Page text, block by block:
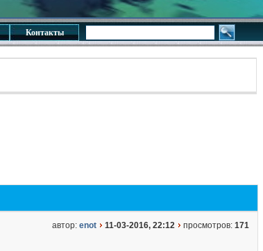
Контакты
автор: enot 11-03-2016, 22:12 просмотров: 171